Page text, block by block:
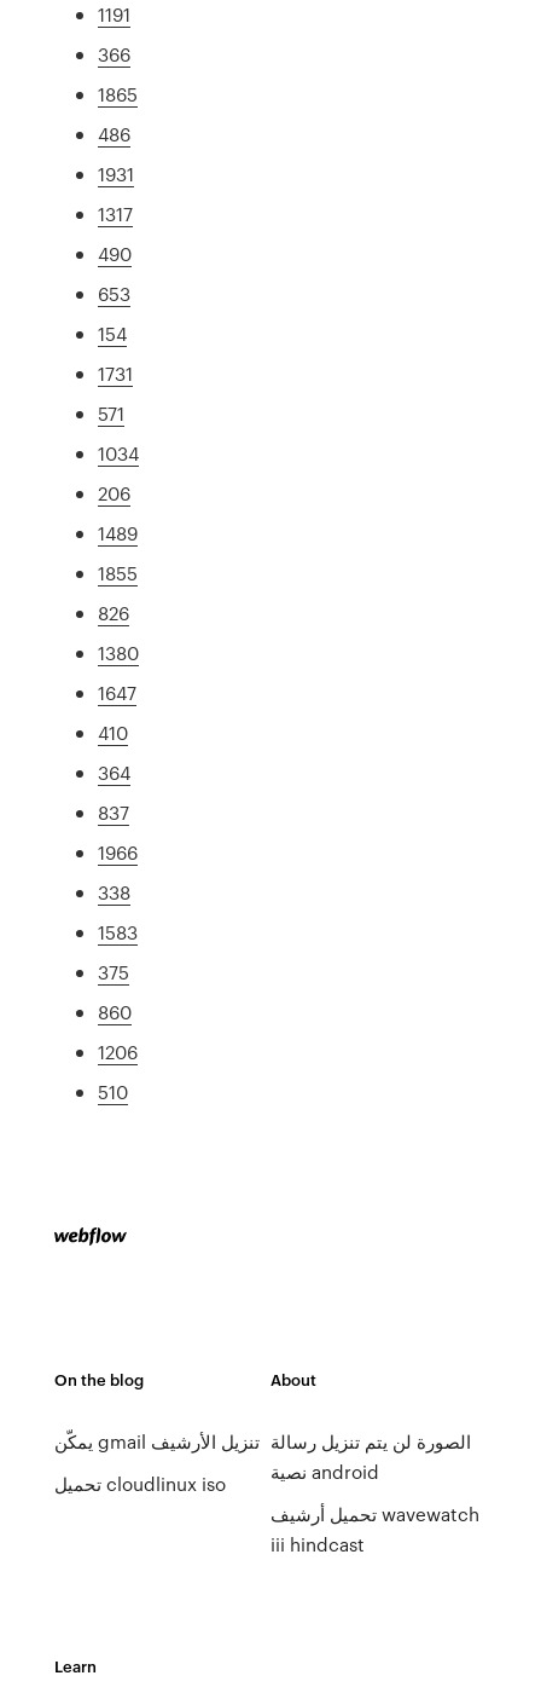
1191
366
1865
486
1931
1317
490
653
154
1731
571
1034
206
1489
1855
826
1380
1647
410
364
837
1966
338
1583
375
860
1206
510
On the blog
يمكّن gmail تنزيل الأرشيف
تحميل cloudlinux iso
About
الصورة لن يتم تنزيل رسالة
نصية android
تحميل أرشيف wavewatch
iii hindcast
Learn